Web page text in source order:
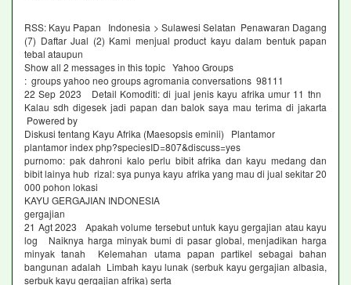
RSS: Kayu Papan Indonesia > Sulawesi Selatan Penawaran Dagang
(7) Daftar Jual (2) Kami menjual product kayu dalam bentuk papan
tebal ataupun
Show all 2 messages in this topic Yahoo Groups
: groups yahoo neo groups agromania conversations 98111
22 Sep 2023 Detail Komoditi: di jual jenis kayu afrika umur 11 thn
Kalau sdh digesek jadi papan dan balok saya mau terima di jakarta
Powered by
Diskusi tentang Kayu Afrika (Maesopsis eminii) Plantamor
plantamor index php?speciesID=807&discuss=yes
purnomo: pak dahroni kalo perlu bibit afrika dan kayu medang dan
bibit lainya hub rizal: sya punya kayu afrika yang mau di jual sekitar 20
000 pohon lokasi
KAYU GERGAJIAN INDONESIA
gergajian
21 Agt 2023 Apakah volume tersebut untuk kayu gergajian atau kayu
log Naiknya harga minyak bumi di pasar global, menjadikan harga
minyak tanah Kelemahan utama papan partikel sebagai bahan
bangunan adalah Limbah kayu lunak (serbuk kayu gergajian albasia,
serbuk kayu gergajian afrika) serta